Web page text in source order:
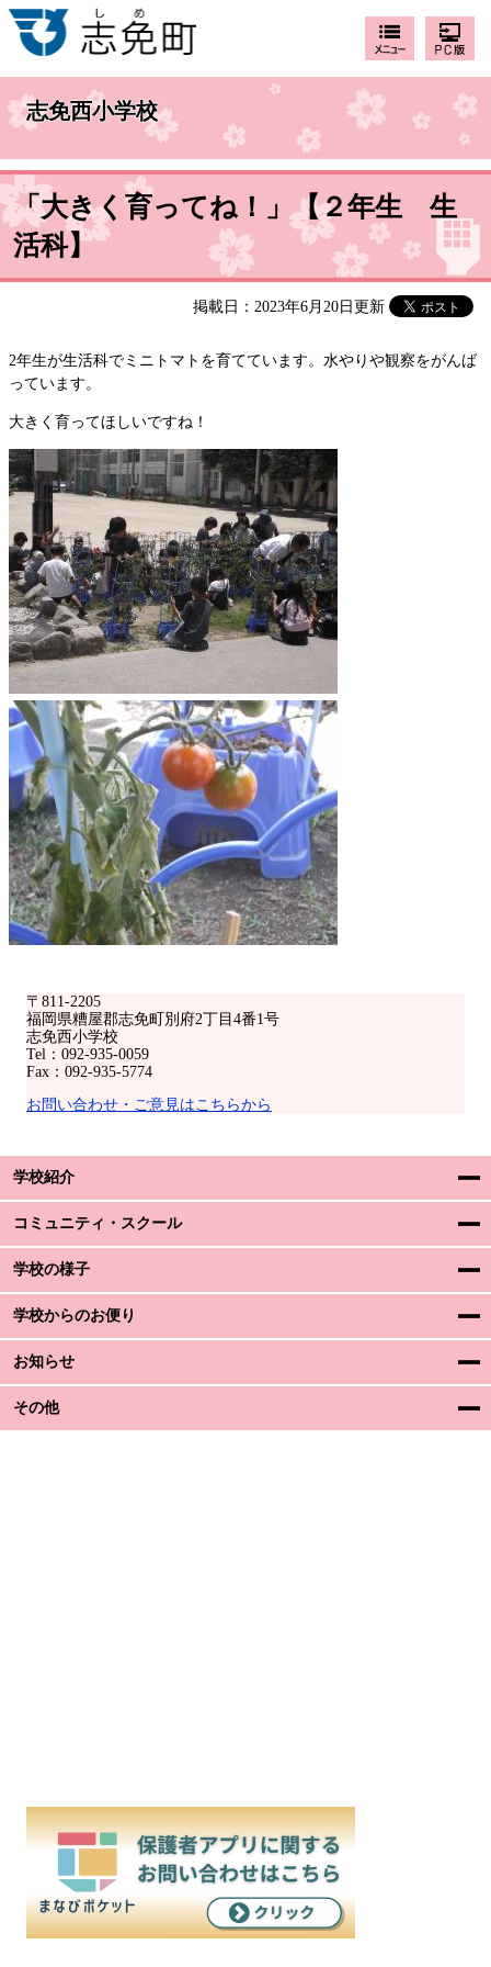
志免西小学校
〒811-2205
福岡県糟屋郡志免町別府2丁目4番1号
志免西小学校
Tel：092-935-0059
Fax：092-935-5774
お問い合わせ・ご意見はこちらから
学校紹介
コミュニティ・スクール
学校の様子
学校からのお便り
お知らせ
その他
「大きく育ってね！」【２年生 生
活科】
掲載日：2023年6月20日更新
2年生が生活科でミニトマトを育てています。水やりや観察をがんば
っています。
大きく育ってほしいですね！